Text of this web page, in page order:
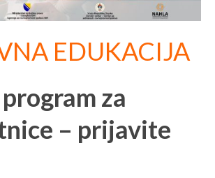
EDUKACIJA
za
– prijavite